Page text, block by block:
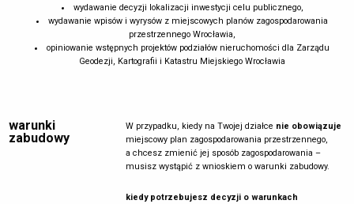
wydawanie decyzji lokalizacji inwestycji celu publicznego,
wydawanie wpisów i wyrysów z miejscowych planów zagospodarowania
przestrzennego Wrocławia,
opiniowanie wstępnych projektów podziałów nieruchomości dla Zarządu
Geodezji, Kartografii i Katastru Miejskiego Wrocławia
warunki
zabudowy
W przypadku, kiedy na Twojej działce nie obowiązuje
miejscowy plan zagospodarowania przestrzennego,
a chcesz zmienić jej sposób zagospodarowania –
musisz wystąpić z wnioskiem o warunki zabudowy.
kiedy potrzebujesz decyzji o warunkach